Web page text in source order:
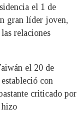
el 1 de
gran líder joven,
relaciones
el 20 de
con
criticado por
hizo